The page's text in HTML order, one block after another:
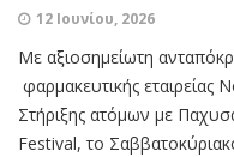
12 Ιουνίου, 2026
Με αξιοσημείωτη
φαρμακευτικής
Στήριξης ατόμων με
Festival, το